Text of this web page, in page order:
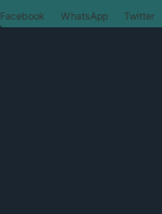
Facebook WhatsApp Twitter